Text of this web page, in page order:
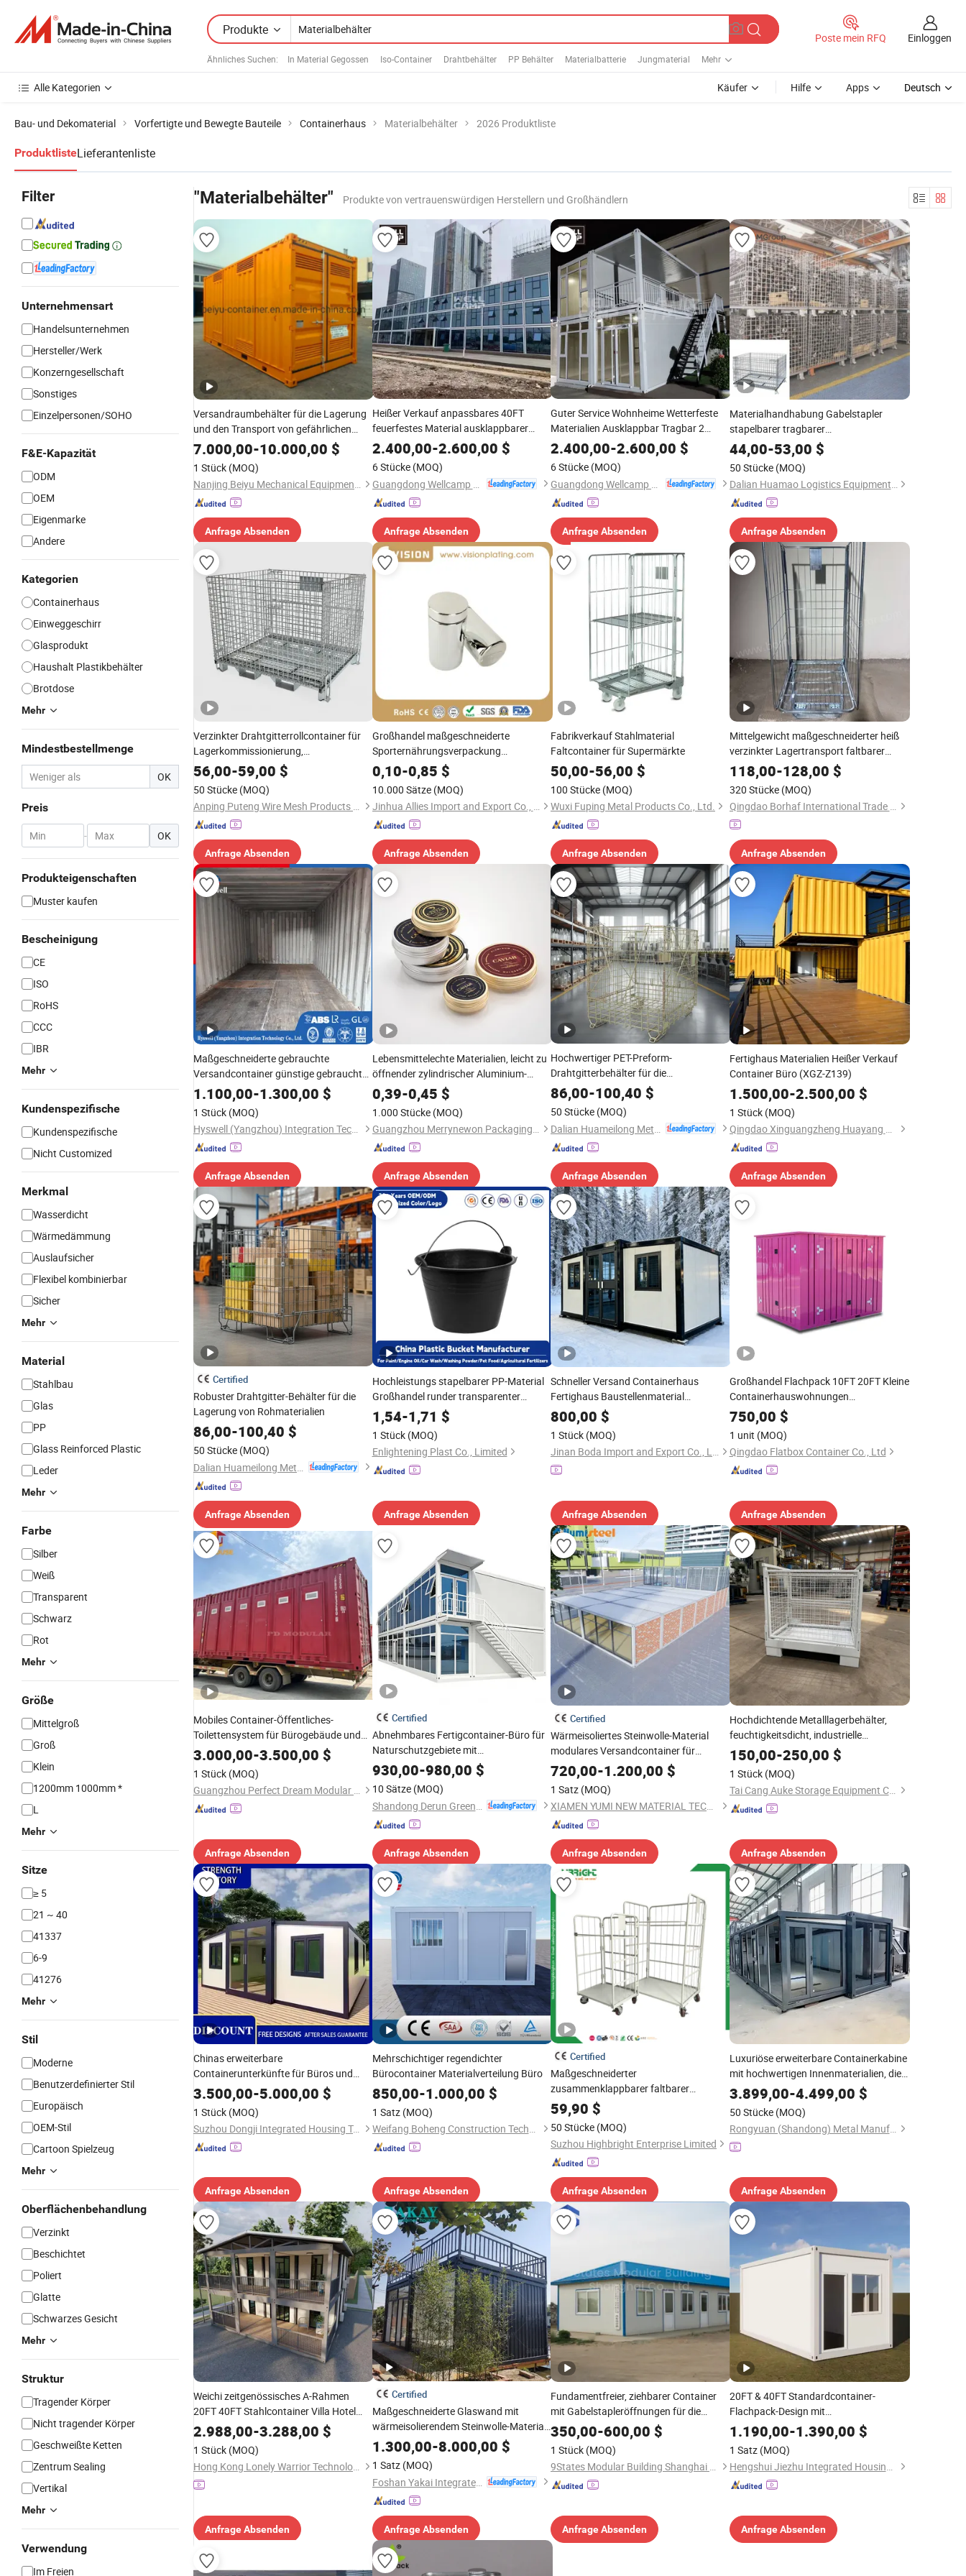
Produkte
Ähnliches Suchen: In Material Gegossen Iso-Container Drahtbehälter PP Behälter Materialbatterie Jungmaterial Mehr
Poste mein RFQ Einloggen
Alle Kategorien Käufer Hilfe Apps Deutsch
Bau- und Dekomaterial Vorfertigte und Bewegte Bauteile Containerhaus Materialbehälter 2026 Produktliste
ProduktlisteLieferantenliste
Filter
Unternehmensart
Handelsunternehmen
Hersteller/Werk
Konzerngesellschaft
Sonstiges
Einzelpersonen/SOHO
F&E-Kapazität
ODM
OEM
Eigenmarke
Andere
Kategorien
Containerhaus
Einweggeschirr
Glasprodukt
Haushalt Plastikbehälter
Brotdose
Mehr
Mindestbestellmenge
OK
Preis
- OK
Produkteigenschaften
Muster kaufen
Bescheinigung
CE
ISO
RoHS
CCC
IBR
Mehr
Kundenspezifische
Kundenspezifische
Nicht Customized
Merkmal
Wasserdicht
Wärmedämmung
Auslaufsicher
Flexibel kombinierbar
Sicher
Mehr
Material
Stahlbau
Glas
PP
Glass Reinforced Plastic
Leder
Mehr
Farbe
Silber
Weiß
Transparent
Schwarz
Rot
Mehr
Größe
Mittelgroß
Groß
Klein
1200mm 1000mm *
L
Mehr
Sitze
≥ 5
21 ~ 40
41337
6-9
41276
Mehr
Stil
Moderne
Benutzerdefinierter Stil
Europäisch
OEM-Stil
Cartoon Spielzeug
Mehr
Oberflächenbehandlung
Verzinkt
Beschichtet
Poliert
Glatte
Schwarzes Gesicht
Mehr
Struktur
Tragender Körper
Nicht tragender Körper
Geschweißte Ketten
Zentrum Sealing
Vertikal
Mehr
Verwendung
Im Freien
"Materialbehälter" Produkte von vertrauenswürdigen Herstellern und Großhändlern
Versandraumbehälter für die Lagerung
und den Transport von gefährlichen
Chemikalien
7.000,00-10.000,00 $
1 Stück (MOQ)
Nanjing Beiyu Mechanical Equipment Co., Ltd.
Anfrage Absenden
Heißer Verkauf anpassbares 40FT
feuerfestes Material ausklappbarer
Doppelbodencontainer-Resort
2.400,00-2.600,00 $
6 Stücke (MOQ)
Anfrage Absenden
Guter Service Wohnheime Wetterfeste
Materialien Ausklappbar Tragbar 2
Böden Container Resort mit CE
2.400,00-2.600,00 $
6 Stücke (MOQ)
Anfrage Absenden
Materialhandhabung Gabelstapler
stapelbarer tragbarer
Drahtgitterboxbehälter
44,00-53,00 $
50 Stücke (MOQ)
Dalian Huamao Logistics Equipment Group Co., Ltd.
Anfrage Absenden
Verzinkter Drahtgitterrollcontainer für
Lagerkommissionierung,
Einzelhandelsverteilung und industrielle
Materialtransporte
56,00-59,00 $
50 Stücke (MOQ)
Anping Puteng Wire Mesh Products Co., Ltd
Anfrage Absenden
Großhandel maßgeschneiderte
Sporternährungsverpackung
Lebensmittelqualität Kunststoffmaterial
metallisierter Proteinpulverbehälter
0,10-0,85 $
10.000 Sätze (MOQ)
Jinhua Allies Import and Export Co., Ltd.
Anfrage Absenden
Fabrikverkauf Stahlmaterial
Faltcontainer für Supermärkte
50,00-56,00 $
100 Stücke (MOQ)
Wuxi Fuping Metal Products Co., Ltd.
Anfrage Absenden
Mittelgewicht maßgeschneiderter heiß
verzinkter Lagertransport faltbarer
Stahlmaterial rollender Container
118,00-128,00 $
320 Stücke (MOQ)
Qingdao Borhaf International Trade Co., Ltd.
Anfrage Absenden
Maßgeschneiderte gebrauchte
Versandcontainer günstige gebrauchte
aus China Cortenstahl Material
1.100,00-1.300,00 $
1 Stück (MOQ)
Hyswell (Yangzhou) Integration Technology Co., Ltd.
Anfrage Absenden
Lebensmittelechte Materialien, leicht zu
öffnender zylindrischer Aluminium-
Teebehälter zur Aufbewahrung von
Gesundheitspräparaten
0,39-0,45 $
1.000 Stücke (MOQ)
Guangzhou Merrynewon Packaging Technology Co., Ltd.
Anfrage Absenden
Hochwertiger PET-Preform-
Drahtgitterbehälter für die
Materialhandhabung
86,00-100,40 $
50 Stücke (MOQ)
Anfrage Absenden
Fertighaus Materialien Heißer Verkauf
Container Büro (XGZ-Z139)
1.500,00-2.500,00 $
1 Stück (MOQ)
Qingdao Xinguangzheng Huayang Construction Engineering Co., Ltd.
Anfrage Absenden
Certified
Robuster Drahtgitter-Behälter für die
Lagerung von Rohmaterialien
86,00-100,40 $
50 Stücke (MOQ)
Anfrage Absenden
Hochleistungs stapelbarer PP-Material
Großhandel runder transparenter
industrieller Kunststoffbehälter mit
Deckeln
1,54-1,71 $
1 Stück (MOQ)
Enlightening Plast Co., Limited
Anfrage Absenden
Schneller Versand Containerhaus
Fertighaus Baustellenmaterial
Stahlstruktur Gebäude Werkstatt
800,00 $
1 Stück (MOQ)
Jinan Boda Import and Export Co., Ltd.
Anfrage Absenden
Großhandel Flachpack 10FT 20FT Kleine
Containerhauswohnungen
Wasserdichte Fertighäuser mit
Sandwichpaneelmaterial
750,00 $
1 unit (MOQ)
Qingdao Flatbox Container Co., Ltd
Anfrage Absenden
Mobiles Container-Öffentliches-
Toilettensystem für Bürogebäude und
Wohnungen aus langlebigem,
umweltfreundlichem Material
3.000,00-3.500,00 $
1 Stück (MOQ)
Guangzhou Perfect Dream Modular House Co., Ltd.
Anfrage Absenden
Certified
Abnehmbares Fertigcontainer-Büro für
Naturschutzgebiete mit
umweltfreundlichen Materialien
930,00-980,00 $
10 Sätze (MOQ)
Anfrage Absenden
Certified
Wärmeisoliertes Steinwolle-Material
modulares Versandcontainer für
Wohnbüros Unterkünfte
720,00-1.200,00 $
1 Satz (MOQ)
XIAMEN YUMI NEW MATERIAL TECHNOLOGY CO., LTD.
Anfrage Absenden
Hochdichtende Metalllagerbehälter,
feuchtigkeitsdicht, industrielle
Rohmateriallagerung
150,00-250,00 $
1 Stück (MOQ)
Tai Cang Auke Storage Equipment Co., Ltd.
Anfrage Absenden
Chinas erweiterbare
Containerunterkünfte für Büros und
Hotels verwenden 20 Fuß große
wasserdichte Stahl-
Sandwichplattenmaterialien
3.500,00-5.000,00 $
1 Stück (MOQ)
Suzhou Dongji Integrated Housing Technology Co., Ltd.
Anfrage Absenden
Mehrschichtiger regendichter
Bürocontainer Materialverteilung Büro
850,00-1.000,00 $
1 Satz (MOQ)
Weifang Boheng Construction Technology Co., Ltd
Anfrage Absenden
Certified
Maßgeschneiderter
zusammenklappbarer faltbarer
Materialhandhabungs-
Palettenlagertransportwagen
Rollcontainer
59,90 $
50 Stücke (MOQ)
Suzhou Highbright Enterprise Limited
Anfrage Absenden
Luxuriöse erweiterbare Containerkabine
mit hochwertigen Innenmaterialien, die
übereinstimmen
3.899,00-4.499,00 $
50 Stücke (MOQ)
Rongyuan (Shandong) Metal Manufacturing Co., Ltd
Anfrage Absenden
Weichi zeitgenössisches A-Rahmen
20FT 40FT Stahlcontainer Villa Hotel
Sandwichpaneel Material
Containerhaus
2.988,00-3.288,00 $
1 Stück (MOQ)
Hong Kong Lonely Warrior Technology Co., Limited
Anfrage Absenden
Certified
Maßgeschneiderte Glaswand mit
wärmeisolierendem Steinwolle-Material
für Versandcontainer zur Unterbringung
von Wohn- und Bürosystemen in
Fertigbauweise
1.300,00-8.000,00 $
1 Satz (MOQ)
Foshan Yakai Integrated Housing Technology Co., Ltd.
Anfrage Absenden
Fundamentfreier, ziehbarer Container
mit Gabelstapleröffnungen für die
Lagerung von Notfallmaterialien
350,00-600,00 $
1 Stück (MOQ)
9States Modular Building Shanghai Co.,Ltd.
Anfrage Absenden
20FT & 40FT Standardcontainer-
Flachpack-Design mit
Sandwichpaneelmaterial
1.190,00-1.390,00 $
1 Satz (MOQ)
Hengshui Jiezhu Integrated Housing Co., Ltd.
Anfrage Absenden